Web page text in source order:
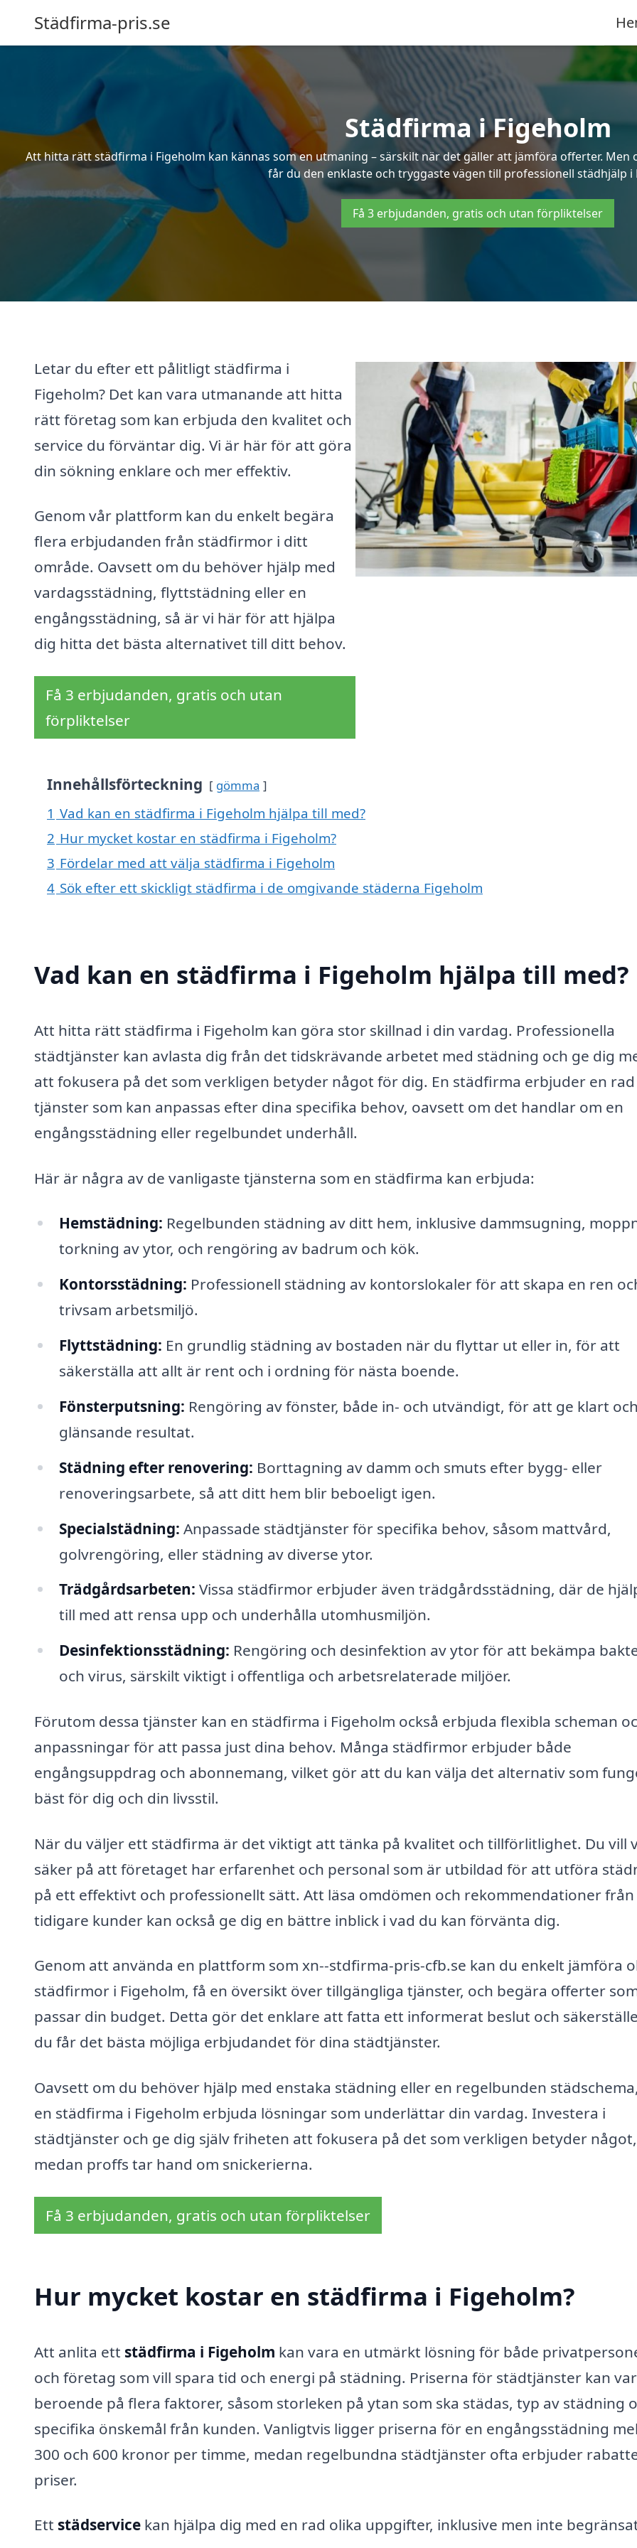
Städfirma-pris.se
Städfirma i Figeholm
Att hitta rätt städfirma i Figeholm kan kännas som en utmaning – särskilt när det gäller att jämföra offerter.
får du den enklaste och tryggaste vägen till professionell städhjälp i
Få 3 erbjudanden, gratis och utan förpliktelser
Letar du efter ett pålitligt städfirma i
Figeholm? Det kan vara utmanande att hitta
rätt företag som kan erbjuda den kvalitet och
service du förväntar dig. Vi är här för att göra
din sökning enklare och mer effektiv.
Genom vår plattform kan du enkelt begära
flera erbjudanden från städfirmor i ditt
område. Oavsett om du behöver hjälp med
vardagsstädning, flyttstädning eller en
engångsstädning, så är vi här för att hjälpa
dig hitta det bästa alternativet till ditt behov.
Få 3 erbjudanden, gratis och utan
förpliktelser
Innehållsförteckning gömma
1 Vad kan en städfirma i Figeholm hjälpa till med?
2 Hur mycket kostar en städfirma i Figeholm?
3 Fördelar med att välja städfirma i Figeholm
4 Sök efter ett skickligt städfirma i de omgivande städerna Figeholm
Vad kan en städfirma i Figeholm hjälpa till med?
Att hitta rätt städfirma i Figeholm kan göra stor skillnad i din vardag. Professionella
städtjänster kan avlasta dig från det tidskrävande arbetet med städning och ge dig
att fokusera på det som verkligen betyder något för dig. En städfirma erbjuder en rad
tjänster som kan anpassas efter dina specifika behov, oavsett om det handlar om en
engångsstädning eller regelbundet underhåll.
Här är några av de vanligaste tjänsterna som en städfirma kan erbjuda:
Hemstädning: Regelbunden städning av ditt hem, inklusive dammsugning,
torkning av ytor, och rengöring av badrum och kök.
Kontorsstädning: Professionell städning av kontorslokaler för att skapa en ren
trivsam arbetsmiljö.
Flyttstädning: En grundlig städning av bostaden när du flyttar ut eller in, för att
säkerställa att allt är rent och i ordning för nästa boende.
Fönsterputsning: Rengöring av fönster, både in- och utvändigt, för att ge klart och
glänsande resultat.
Städning efter renovering: Borttagning av damm och smuts efter bygg- eller
renoveringsarbete, så att ditt hem blir beboeligt igen.
Specialstädning: Anpassade städtjänster för specifika behov, såsom mattvård,
golvrengöring, eller städning av diverse ytor.
Trädgårdsarbeten: Vissa städfirmor erbjuder även trädgårdsstädning, där de
till med att rensa upp och underhålla utomhusmiljön.
Desinfektionsstädning: Rengöring och desinfektion av ytor för att bekämpa
och virus, särskilt viktigt i offentliga och arbetsrelaterade miljöer.
Förutom dessa tjänster kan en städfirma i Figeholm också erbjuda flexibla scheman
anpassningar för att passa just dina behov. Många städfirmor erbjuder både
engångsuppdrag och abonnemang, vilket gör att du kan välja det alternativ som
bäst för dig och din livsstil.
När du väljer ett städfirma är det viktigt att tänka på kvalitet och tillförlitlighet. Du vill
säker på att företaget har erfarenhet och personal som är utbildad för att utföra
på ett effektivt och professionellt sätt. Att läsa omdömen och rekommendationer från
tidigare kunder kan också ge dig en bättre inblick i vad du kan förvänta dig.
Genom att använda en plattform som xn--stdfirma-pris-cfb.se kan du enkelt jämföra
städfirmor i Figeholm, få en översikt över tillgängliga tjänster, och begära offerter
passar din budget. Detta gör det enklare att fatta ett informerat beslut och
du får det bästa möjliga erbjudandet för dina städtjänster.
Oavsett om du behöver hjälp med enstaka städning eller en regelbunden
en städfirma i Figeholm erbjuda lösningar som underlättar din vardag. Investera i
städtjänster och ge dig själv friheten att fokusera på det som verkligen betyder något,
medan proffs tar hand om snickerierna.
Få 3 erbjudanden, gratis och utan förpliktelser
Hur mycket kostar en städfirma i Figeholm?
Att anlita ett städfirma i Figeholm kan vara en utmärkt lösning för både
och företag som vill spara tid och energi på städning. Priserna för städtjänster kan
beroende på flera faktorer, såsom storleken på ytan som ska städas, typ av städning
specifika önskemål från kunden. Vanligtvis ligger priserna för en engångsstädning
300 och 600 kronor per timme, medan regelbundna städtjänster ofta erbjuder
priser.
Ett städservice kan hjälpa dig med en rad olika uppgifter, inklusive men inte